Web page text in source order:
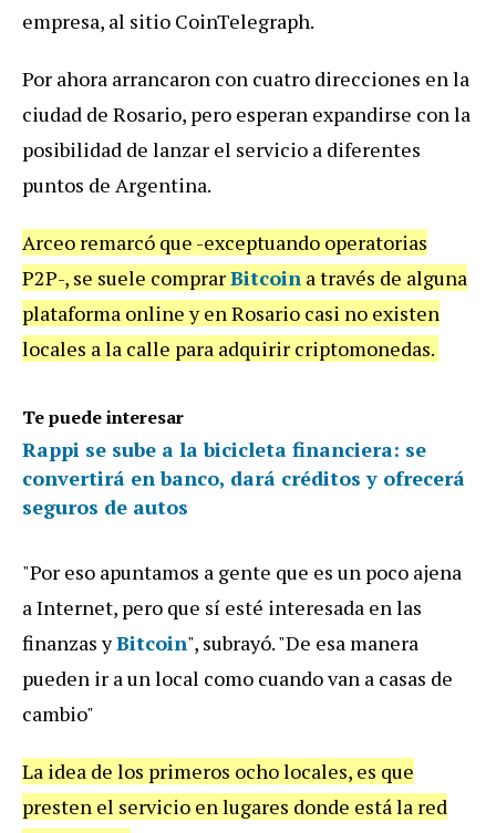
empresa, al sitio CoinTelegraph.
Por ahora arrancaron con cuatro direcciones en la
ciudad de Rosario, pero esperan expandirse con la
posibilidad de lanzar el servicio a diferentes
puntos de Argentina.
Arceo remarcó que -exceptuando operatorias
P2P-, se suele comprarBitcoin a través de alguna
plataforma online y en Rosario casi no existen
locales a la calle para adquirir criptomonedas.
Te puede interesar
Rappi se sube a la bicicleta financiera: se
convertirá en banco, dará créditos y ofrecerá
seguros de autos
"Por eso apuntamos a gente que es un poco ajena
a Internet, pero que sí esté interesada en las
finanzas yBitcoin", subrayó. "De esa manera
pueden ir a un local como cuando van a casas de
cambio"
La idea de los primeros ocho locales, es que
presten el servicio en lugares donde está la red